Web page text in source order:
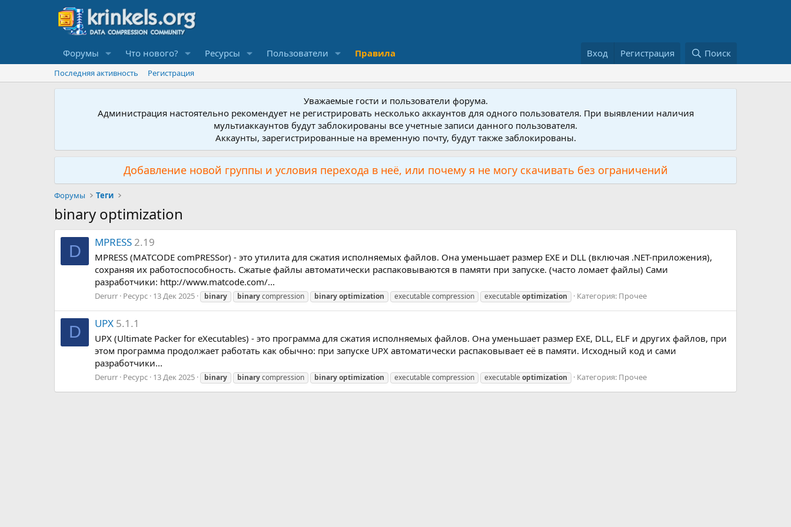
Форумы Что нового? Ресурсы Пользователи Правила Вход Регистрация Поиск
Последняя активность Регистрация
Уважаемые гости и пользователи форума.
Администрация настоятельно рекомендует не регистрировать несколько аккаунтов для одного пользователя. При выявлении наличия
мультиаккаунтов будут заблокированы все учетные записи данного пользователя.
Аккаунты, зарегистрированные на временную почту, будут также заблокированы.
Добавление новой группы и условия перехода в неё, или почему я не могу скачивать без ограничений
Форумы Теги
binary optimization
D MPRESS 2.19
MPRESS (MATCODE comPRESSor) - это утилита для сжатия исполняемых файлов. Она уменьшает размер EXE и DLL (включая .NET-приложения),
сохраняя их работоспособность. Сжатые файлы автоматически распаковываются в памяти при запуске. (часто ломает файлы) Сами
разработчики: http://www.matcode.com/...
Derurr Ресурс 13 Дек 2025 binary binarycompression binaryoptimization executable compression executableoptimization Категория: Прочее
D UPX 5.1.1
UPX (Ultimate Packer for eXecutables) - это программа для сжатия исполняемых файлов. Она уменьшает размер EXE, DLL, ELF и других файлов, при
этом программа продолжает работать как обычно: при запуске UPX автоматически распаковывает её в памяти. Исходный код и сами
разработчики...
Derurr Ресурс 13 Дек 2025 binary binarycompression binaryoptimization executable compression executableoptimization Категория: Прочее